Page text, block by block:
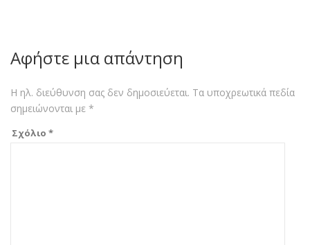
Αφήστε μια απάντηση
Η ηλ. διεύθυνση σας δεν δημοσιεύεται. Τα υποχρεωτικά πεδία
σημειώνονται με *
Σχόλιο *